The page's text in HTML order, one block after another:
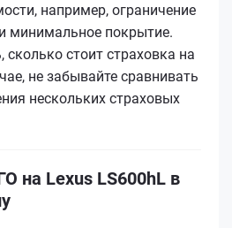
например, ограничение
минимальное покрытие.
сколько стоит страховка на
не забывайте сравнивать
нескольких страховых
на Lexus LS600hL в